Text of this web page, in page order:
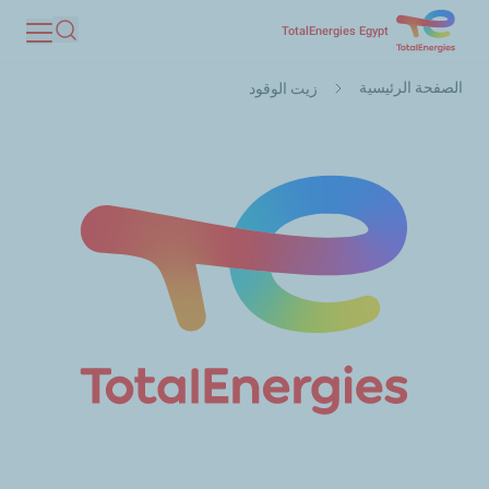
TotalEnergies Egypt
بحث
مسار
الصفحة الرئيسية زيت الوقود